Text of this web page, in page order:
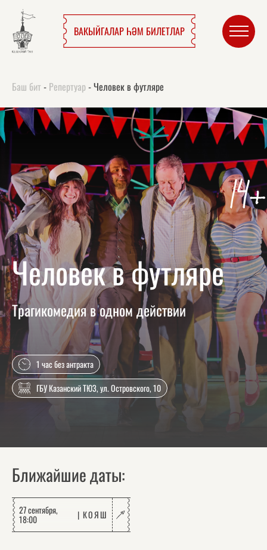
ВАКЫЙГАЛАР ҺӘМ БИЛЕТЛАР
Баш бит - Репертуар-Человек в футляре
14+
Человек в футляре
Трагикомедия в одном действии
1 час без антракта
ГБУ Казанский ТЮЗ, ул. Островского, 10
Ближайшие даты:
27 сентября,
18:00 КОЯШ